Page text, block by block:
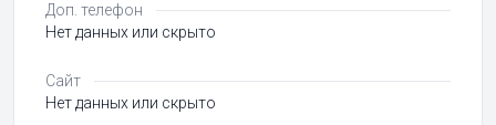
Доп. телефон
Нет данных или скрыто
Сайт
Нет данных или скрыто